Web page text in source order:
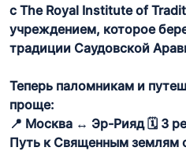
с The Royal Institute of
учреждением, которое
традиции Саудовской
Теперь паломникам и
проще:
📍 Москва ↔ Эр-Рияд 🗓️ 3
Путь к Священным землям